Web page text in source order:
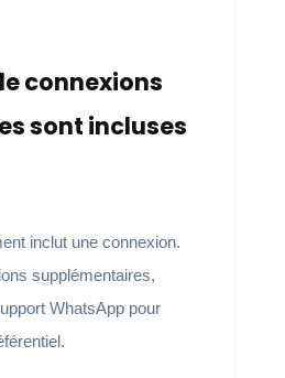
connexions
sont incluses
inclut une connexion.
supplémentaires,
WhatsApp pour